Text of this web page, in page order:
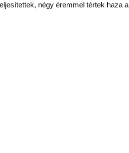
négy éremmel tértek haza a